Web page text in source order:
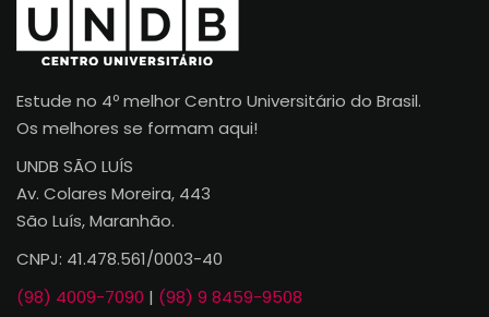
Estude no 4º melhor Centro Universitário do Brasil.
Os melhores se formam aqui!
UNDB SÃO LUÍS
Av. Colares Moreira, 443
São Luís, Maranhão.
CNPJ: 41.478.561/0003-40
(98) 4009-7090 | (98) 9 8459-9508